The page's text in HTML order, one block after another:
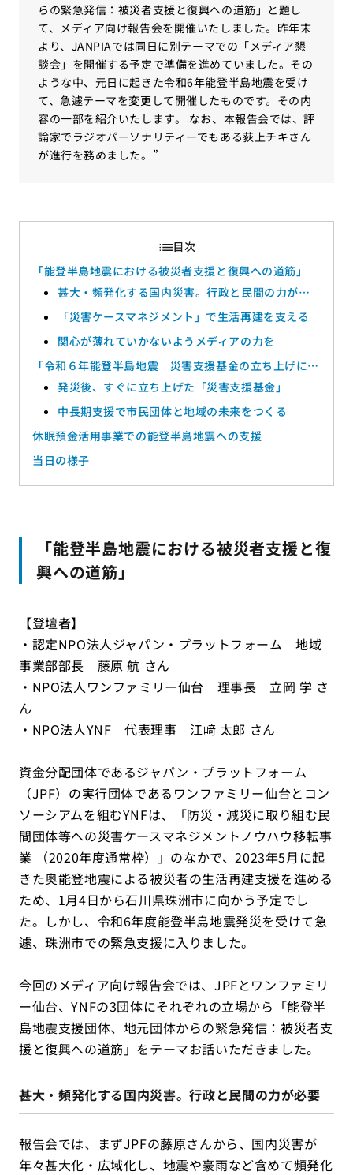
らの緊急発信：被災者支援と復興への道筋」と題し
て、メディア向け報告会を開催いたしました。昨年末
より、JANPIAでは同日に別テーマでの「メディア懇
談会」を開催する予定で準備を進めていました。その
ような中、元日に起きた令和6年能登半島地震を受け
て、急遽テーマを変更して開催したものです。その内
容の一部を紹介いたします。 なお、本報告会では、評
論家でラジオパーソナリティーでもある荻上チキさん
が進行を務めました。”
「能登半島地震における被災者支援と復興への道筋」
甚大・頻発化する国内災害。行政と民間の力が必
要
「災害ケースマネジメント」で生活再建を支える
関心が薄れていかないようメディアの力を
「令和６年能登半島地震 災害支援基金の立ち上げにつ
いて」発災後、すぐに立ち上げた「災害支援基金」
中長期支援で市民団体と地域の未来をつくる
休眠預金活用事業での能登半島地震への支援
当日の様子
「能登半島地震における被災者支援と復
興への道筋」
【登壇者】
・認定NPO法人ジャパン・プラットフォーム 地域
事業部部長 藤原 航 さん
・NPO法人ワンファミリー仙台 理事長 立岡 学 さ
ん
・NPO法人YNF 代表理事 江﨑 太郎 さん
資金分配団体であるジャパン・プラットフォーム
（JPF）の実行団体であるワンファミリー仙台とコン
ソーシアムを組むYNFは、「防災・減災に取り組む民
間団体等への災害ケースマネジメントノウハウ移転事
業 （2020年度通常枠）」のなかで、2023年5月に起
きた奥能登地震による被災者の生活再建支援を進める
ため、1月4日から石川県珠洲市に向かう予定でし
た。しかし、令和6年度能登半島地震発災を受けて急
遽、珠洲市での緊急支援に入りました。
今回のメディア向け報告会では、JPFとワンファミリ
ー仙台、YNFの3団体にそれぞれの立場から「能登半
島地震支援団体、地元団体からの緊急発信：被災者支
援と復興への道筋」をテーマお話いただきました。
甚大・頻発化する国内災害。行政と民間の力が必要
報告会では、まずJPFの藤原さんから、国内災害が
年々甚大化・広域化し、地震や豪雨など含めて頻発化